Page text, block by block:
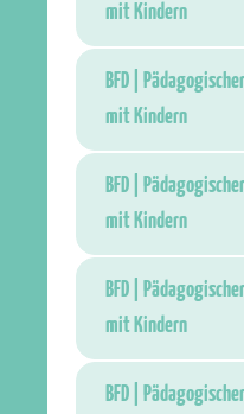
mit Kindern
BFD |
mit Kindern
BFD |
mit Kindern
BFD |
mit Kindern
BFD |